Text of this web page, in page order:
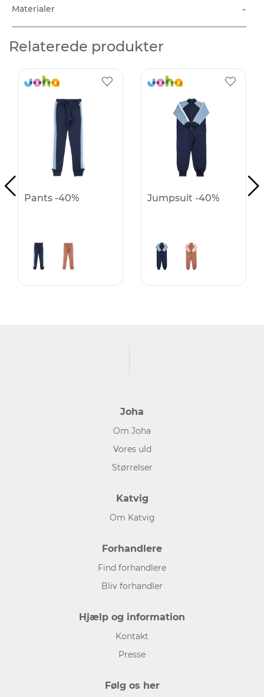
Materialer -
Relaterede produkter
Pants -40% Jumpsuit -40%
Joha
Om Joha
Vores uld
Størrelser
Katvig
Om Katvig
Forhandlere
Find forhandlere
Bliv forhandler
Hjælp og information
Kontakt
Presse
Følg os her